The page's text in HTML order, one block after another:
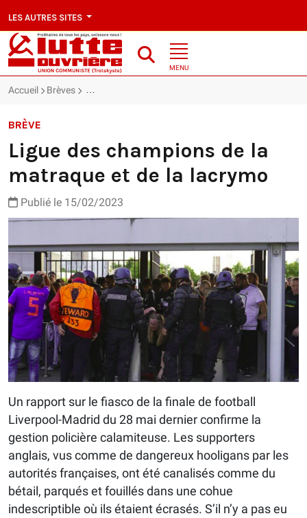
LES AUTRES SITES
MENU
Accueil Brèves Ligue des champions de la matraque et de la lacrymo
BRÈVE
Ligue des champions de la
matraque et de la lacrymo
Publié le 15/02/2023
Un rapport sur le fiasco de la finale de football
Liverpool-Madrid du 28 mai dernier confirme la
gestion policière calamiteuse. Les supporters
anglais, vus comme de dangereux hooligans par les
autorités françaises, ont été canalisés comme du
bétail, parqués et fouillés dans une cohue
indescriptible où ils étaient écrasés. S’il n’y a pas eu